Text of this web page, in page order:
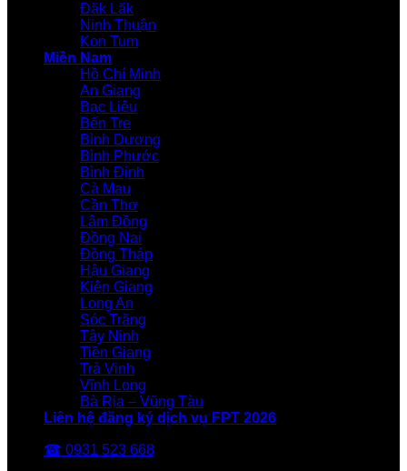
Đăk Lăk
Ninh Thuận
Kon Tum
Miền Nam
Hồ Chí Minh
An Giang
Bạc Liêu
Bến Tre
Bình Dương
Bình Phước
Bình Định
Cà Mau
Cần Thơ
Lâm Đồng
Đồng Nai
Đồng Tháp
Hậu Giang
Kiên Giang
Long An
Sóc Trăng
Tây Ninh
Tiền Giang
Trà Vinh
Vĩnh Long
Bà Rịa – Vũng Tàu
Liên hệ đăng ký dịch vụ FPT 2026
☎ 0931 523 668